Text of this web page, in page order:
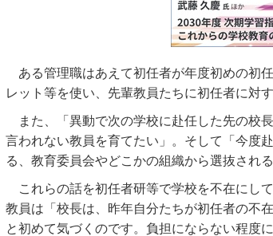
ある管理職はあえて初任者が年度初めの初
レット等を使い、先輩教員たちに初任者に対
また、「異動で次の学校に赴任した先の校
言われない教員を育てたい」。そして「今度
る、教育委員会やどこかの組織から選抜され
これらの話を初任者研等で学校を不在にし
教員は「校長は、昨年自分たちが初任者の不
と初めて気づくのです。負担にならない程度